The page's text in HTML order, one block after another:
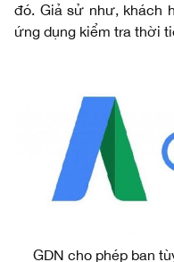
đó. Giả sử như, khách
ứng dụng kiểm tra thời
GDN cho phép bạn